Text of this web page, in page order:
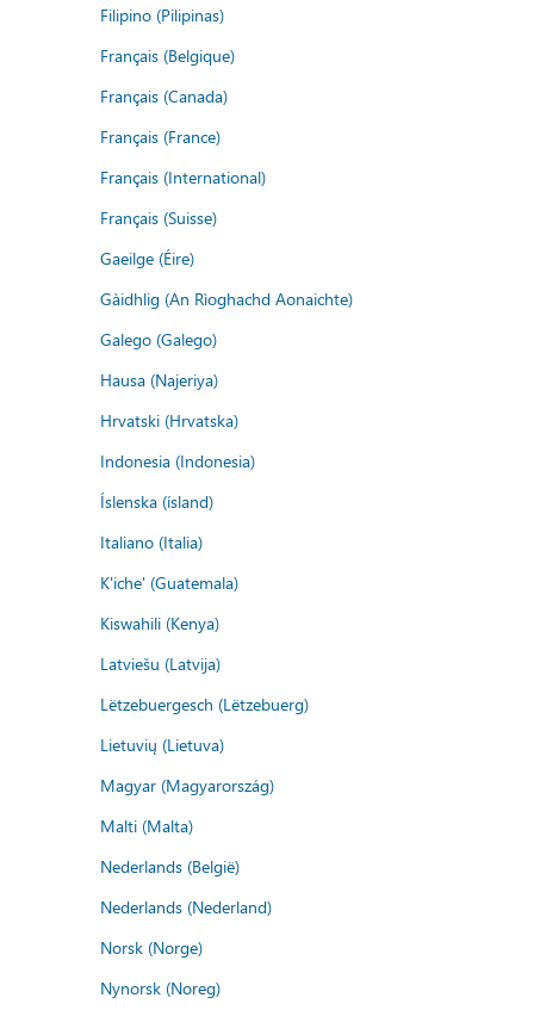
Filipino (Pilipinas)
Français (Belgique)
Français (Canada)
Français (France)
Français (International)
Français (Suisse)
Gaeilge (Éire)
Gàidhlig (An Rìoghachd Aonaichte)
Galego (Galego)
Hausa (Najeriya)
Hrvatski (Hrvatska)
Indonesia (Indonesia)
Íslenska (ísland)
Italiano (Italia)
K'iche' (Guatemala)
Kiswahili (Kenya)
Latviešu (Latvija)
Lëtzebuergesch (Lëtzebuerg)
Lietuvių (Lietuva)
Magyar (Magyarország)
Malti (Malta)
Nederlands (België)
Nederlands (Nederland)
Norsk (Norge)
Nynorsk (Noreg)